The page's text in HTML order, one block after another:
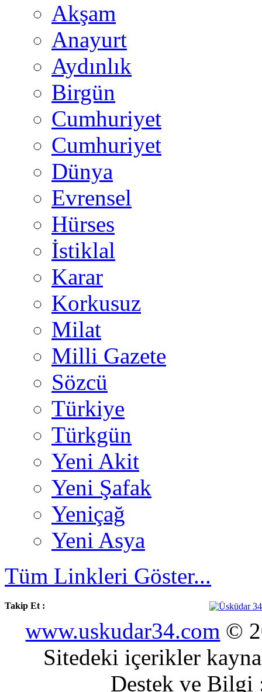
Akşam
Anayurt
Aydınlık
Birgün
Cumhuriyet
Cumhuriyet
Dünya
Evrensel
Hürses
İstiklal
Karar
Korkusuz
Milat
Milli Gazete
Sözcü
Türkiye
Türkgün
Yeni Akit
Yeni Şafak
Yeniçağ
Yeni Asya
Tüm Linkleri Göster...
Takip Et :
www.uskudar34.com ©
Sitedeki içerikler
Destek ve